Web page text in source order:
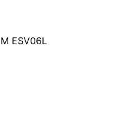
ESV06L